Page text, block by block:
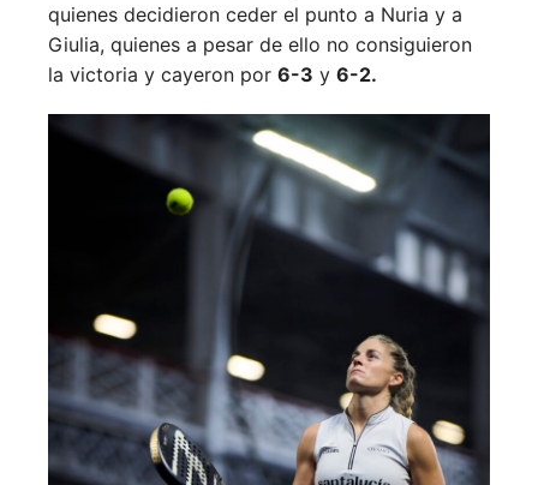
quienes decidieron ceder el punto a Nuria y a
Giulia, quienes a pesar de ello no consiguieron
la victoria y cayeron por 6-3 y 6-2.